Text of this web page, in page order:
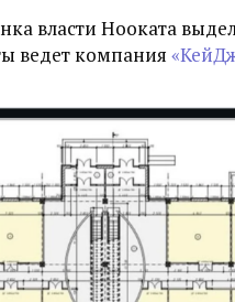
власти Нооката
ведет компания